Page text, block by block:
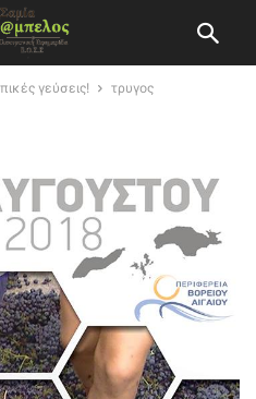
γεύσεις! τρυγος